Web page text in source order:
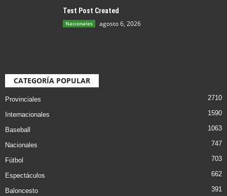
Test Post Created
Nacionales agosto 6, 2026
CATEGORÍA POPULAR
Provinciales 2710
Internacionales 1590
Baseball 1063
Nacionales 747
Fútbol 703
Espectáculos 662
Baloncesto 391